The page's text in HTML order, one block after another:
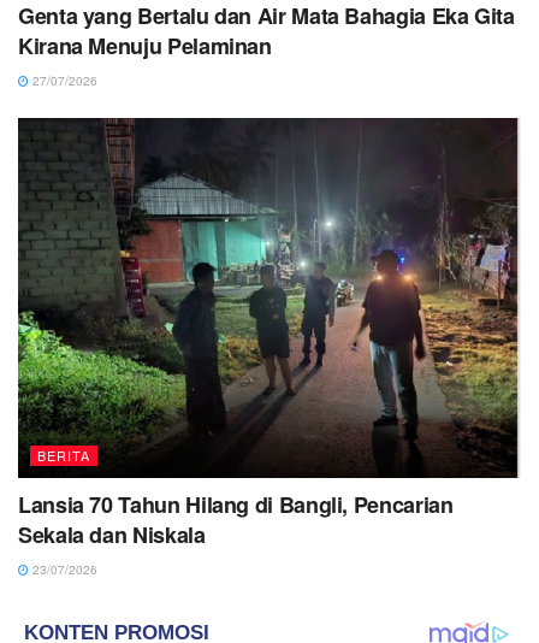
Genta yang Bertalu dan Air Mata Bahagia Eka Gita
Kirana Menuju Pelaminan
27/07/2026
BERITA
Lansia 70 Tahun Hilang di Bangli, Pencarian
Sekala dan Niskala
23/07/2026